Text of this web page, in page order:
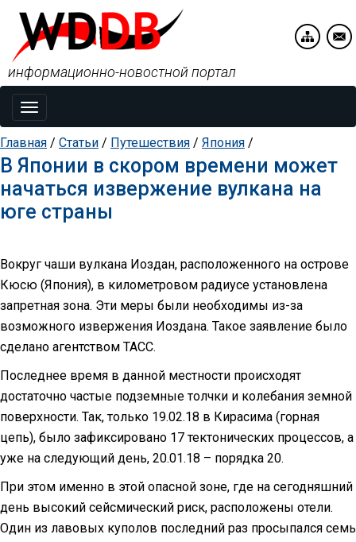
Toggle
navigation
информационно-новостной портал
Главная / Статьи / Путешествия / Япония /
В Японии в скором времени может
начаться извержение вулкана на
юге страны
Вокруг чаши вулкана Иоздан, расположенного на острове
Кюсю (Япония), в километровом радиусе установлена
запретная зона. Эти меры были необходимы из-за
возможного извержения Иоздана. Такое заявление было
сделано агентством ТАСС.
Последнее время в данной местности происходят
достаточно частые подземные толчки и колебания земной
поверхности. Так, только 19.02.18 в Кирасима (горная
цепь), было зафиксировано 17 тектонических процессов, а
уже на следующий день, 20.01.18 – порядка 20.
При этом именно в этой опасной зоне, где на сегодняшний
день высокий сейсмический риск, расположены отели.
Один из лавовых куполов последний раз просыпался семь